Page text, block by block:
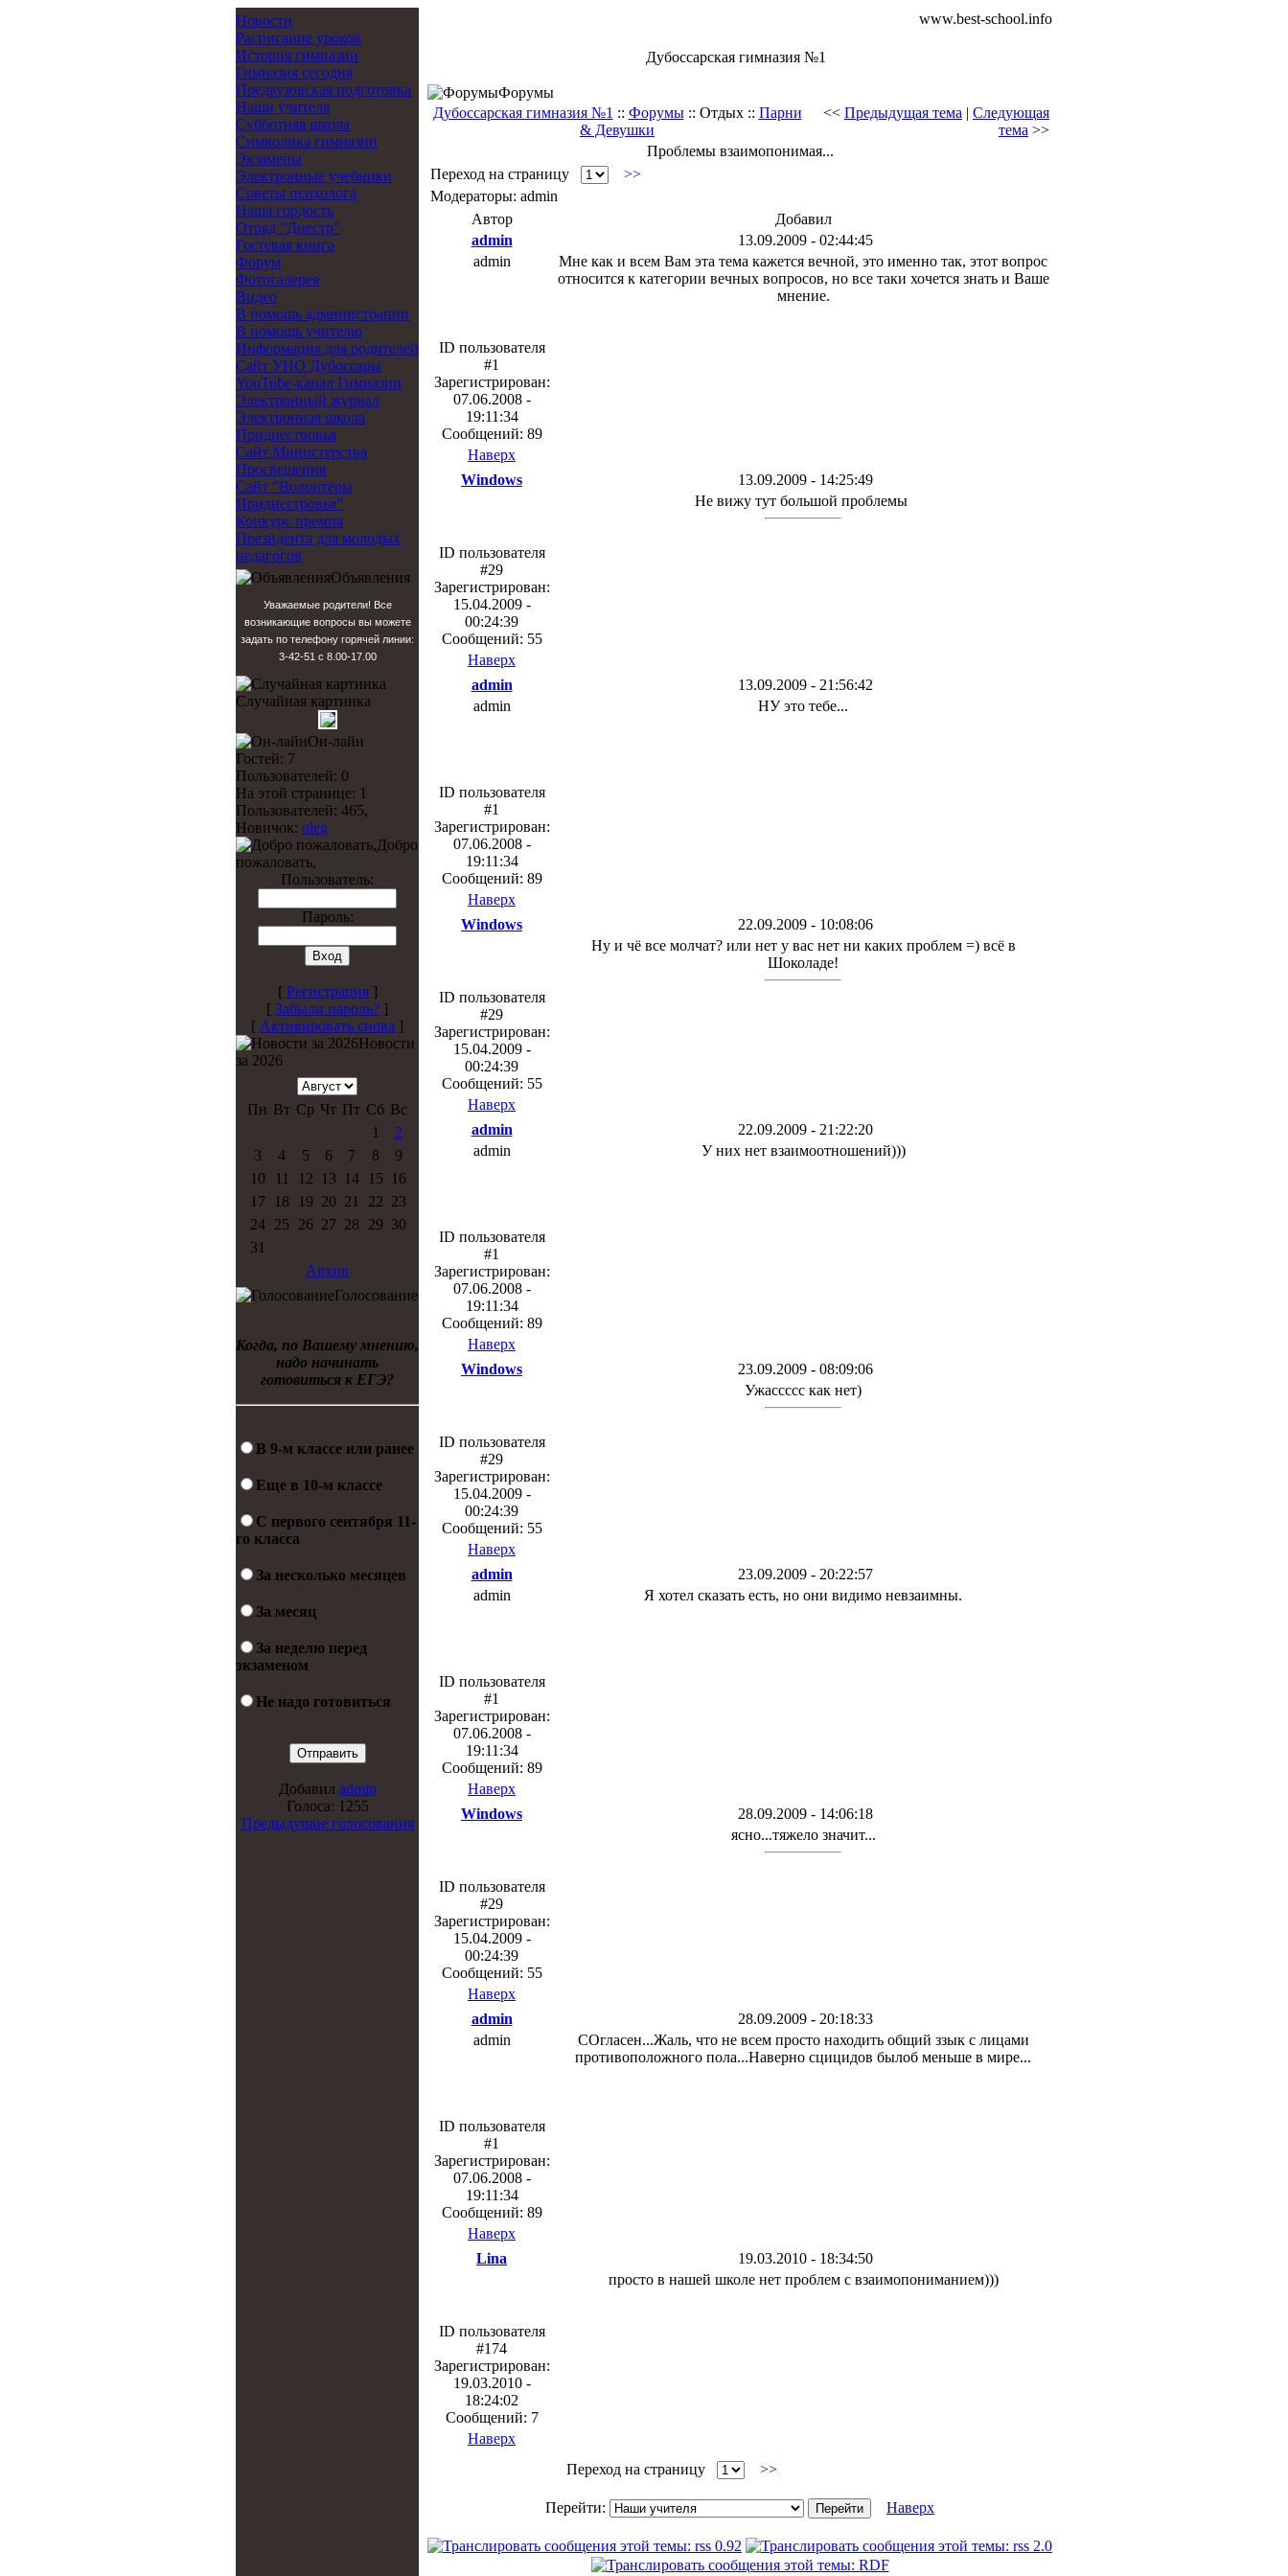
Новости
Расписание уроков
История гимназии
Гимназия сегодня
Предвузовская подготовка
Наши учителя
Субботняя школа
Символика гимназии
Экзамены
Электронные учебники
Советы психолога
Наша гордость
Отряд "Днестр"
Гостевая книга
Форум
Фотогалерея
Видео
В помощь администрации
В помощь учителю
Информация для родителей
Cайт УНО Дубоссары
YouTube-канал Гимназии
Электронный журнал
Электронная школа
Приднестровья
Сайт Министерства
Просвещения
Сайт "Волонтёры
Приднестровья"
Конкурс премия
Президента для молодых
педагогов
Объявления
Уважаемые родители! Все
возникающие вопросы вы можете
задать по телефону горячей линии:
3-42-51 с 8.00-17.00
Случайная картинка
Он-лайн
Гостей: 7
Пользователей: 0
На этой странице: 1
Пользователей: 465,
Новичок: oleg
Добро
пожаловать,
Пользователь:
Пароль:
[ Регистрация]
[ Забыли пароль? ]
[ Активировать снова ]
Новости
за 2026
Пн Вт Ср Чт Пт Сб Вс
1
2
3
4 5 6 7 8
9
10
11 12 13 14 15
16
17
18 19 20 21 22 23
24
25 26 27 28 29 30
31
Архив
Голосование
Когда, по Вашему мнению,
надо начинать
готовиться к ЕГЭ?
В 9-м классе или ранее
Еще в 10-м классе
С первого сентября 11-
го класса
За несколько месяцев
За месяц
За неделю перед
экзаменом
Не надо готовиться
Добавил admin
Голоса: 1255
Предыдущие голосования
www.best-school.info
Дубоссарская гимназия №1
Форумы
Дубоссарская гимназия №1 :: Форумы:: Отдых :: Парни
& Девушки
<< Предыдущая тема | Следующая
тема >>
Проблемы взаимопонимая...
Переход на страницу
>>
Модераторы: admin
Автор
Добавил
admin
13.09.2009 - 02:44:45
admin
ID пользователя
#1
Зарегистрирован:
07.06.2008 -
19:11:34
Сообщений: 89
Мне как и всем Вам эта тема кажется вечной, это именно так, этот вопрос
относится к категории вечных вопросов, но все таки хочется знать и Ваше
мнение.
Наверх
Windows
13.09.2009 - 14:25:49
ID пользователя
#29
Зарегистрирован:
15.04.2009 -
00:24:39
Сообщений: 55
Не вижу тут большой проблемы
Наверх
admin
13.09.2009 - 21:56:42
admin
ID пользователя
#1
Зарегистрирован:
07.06.2008 -
19:11:34
Сообщений: 89
НУ это тебе...
Наверх
Windows
22.09.2009 - 10:08:06
ID пользователя
#29
Зарегистрирован:
15.04.2009 -
00:24:39
Сообщений: 55
Ну и чё все молчат? или нет у вас нет ни каких проблем =) всё в
Шоколаде!
Наверх
admin
22.09.2009 - 21:22:20
admin
ID пользователя
#1
Зарегистрирован:
07.06.2008 -
19:11:34
Сообщений: 89
У них нет взаимоотношений)))
Наверх
Windows
23.09.2009 - 08:09:06
ID пользователя
#29
Зарегистрирован:
15.04.2009 -
00:24:39
Сообщений: 55
Ужассссс как нет)
Наверх
admin
23.09.2009 - 20:22:57
admin
ID пользователя
#1
Зарегистрирован:
07.06.2008 -
19:11:34
Сообщений: 89
Я хотел сказать есть, но они видимо невзаимны.
Наверх
Windows
28.09.2009 - 14:06:18
ID пользователя
#29
Зарегистрирован:
15.04.2009 -
00:24:39
Сообщений: 55
ясно...тяжело значит...
Наверх
admin
28.09.2009 - 20:18:33
admin
ID пользователя
#1
Зарегистрирован:
07.06.2008 -
19:11:34
Сообщений: 89
СОгласен...Жаль, что не всем просто находить общий ззык с лицами
противоположного пола...Наверно сцицидов былоб меньше в мире...
Наверх
Lina
19.03.2010 - 18:34:50
ID пользователя
#174
Зарегистрирован:
19.03.2010 -
18:24:02
Сообщений: 7
просто в нашей школе нет проблем с взаимопониманием)))
Наверх
Переход на страницу
>>
Перейти: Наверх